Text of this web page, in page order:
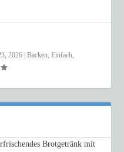
2026 |Backen,Einfach,